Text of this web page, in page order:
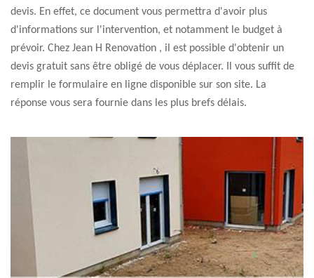
devis. En effet, ce document vous permettra d'avoir plus
d'informations sur l'intervention, et notamment le budget à
prévoir. Chez Jean H Renovation , il est possible d'obtenir un
devis gratuit sans être obligé de vous déplacer. Il vous suffit de
remplir le formulaire en ligne disponible sur son site. La
réponse vous sera fournie dans les plus brefs délais.